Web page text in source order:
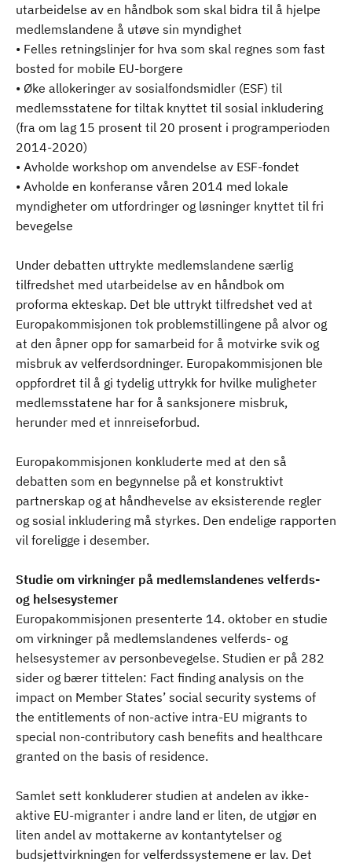
utarbeidelse av en håndbok som skal bidra til å hjelpe
medlemslandene å utøve sin myndighet
• Felles retningslinjer for hva som skal regnes som fast
bosted for mobile EU-borgere
• Øke allokeringer av sosialfondsmidler (ESF) til
medlemsstatene for tiltak knyttet til sosial inkludering
(fra om lag 15 prosent til 20 prosent i programperioden
2014-2020)
• Avholde workshop om anvendelse av ESF-fondet
• Avholde en konferanse våren 2014 med lokale
myndigheter om utfordringer og løsninger knyttet til fri
bevegelse
Under debatten uttrykte medlemslandene særlig
tilfredshet med utarbeidelse av en håndbok om
proforma ekteskap. Det ble uttrykt tilfredshet ved at
Europakommisjonen tok problemstillingene på alvor og
at den åpner opp for samarbeid for å motvirke svik og
misbruk av velferdsordninger. Europakommisjonen ble
oppfordret til å gi tydelig uttrykk for hvilke muligheter
medlemsstatene har for å sanksjonere misbruk,
herunder med et innreiseforbud.
Europakommisjonen konkluderte med at den så
debatten som en begynnelse på et konstruktivt
partnerskap og at håndhevelse av eksisterende regler
og sosial inkludering må styrkes. Den endelige rapporten
vil foreligge i desember.
Studie om virkninger på medlemslandenes velferds-
og helsesystemer
Europakommisjonen presenterte 14. oktober en studie
om virkninger på medlemslandenes velferds- og
helsesystemer av personbevegelse. Studien er på 282
sider og bærer tittelen: Fact finding analysis on the
impact on Member States’ social security systems of
the entitlements of non-active intra-EU migrants to
special non-contributory cash benefits and healthcare
granted on the basis of residence.
Samlet sett konkluderer studien at andelen av ikke-
aktive EU-migranter i andre land er liten, de utgjør en
liten andel av mottakerne av kontantytelser og
budsjettvirkningen for velferdssystemene er lav. Det